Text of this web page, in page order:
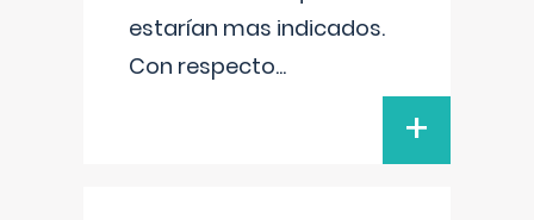
estarían mas indicados.
Con respecto...
+